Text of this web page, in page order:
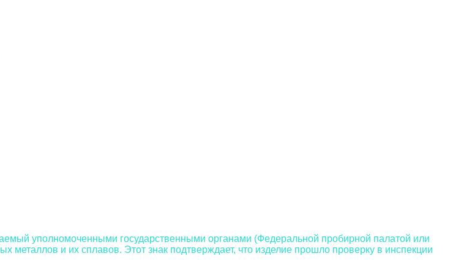
уполномоченными государственными органами (Федеральной пробирной палатой или
и их сплавов. Этот знак подтверждает, что изделие прошло проверку в инспекции